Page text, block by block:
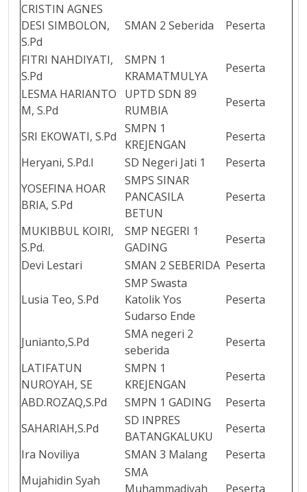
CRISTIN AGNES
DESI SIMBOLON,
S.Pd
SMAN 2 Seberida Peserta
FITRI NAHDIYATI,
S.Pd
SMPN 1
KRAMATMULYA
Peserta
LESMA HARIANTO
M, S.Pd
UPTD SDN 89
RUMBIA
Peserta
SRI EKOWATI, S.Pd
SMPN 1
KREJENGAN
Peserta
Heryani, S.Pd.I
SD Negeri Jati 1
Peserta
YOSEFINA HOAR
BRIA, S.Pd
SMPS SINAR
PANCASILA
BETUN
Peserta
MUKIBBUL KOIRI,
S.Pd.
SMP NEGERI 1
GADING
Peserta
Devi Lestari
SMAN 2 SEBERIDA Peserta
Lusia Teo, S.Pd
SMP Swasta
Katolik Yos
Sudarso Ende
Peserta
Junianto,S.Pd
SMA negeri 2
seberida
Peserta
LATIFATUN
NUROYAH, SE
SMPN 1
KREJENGAN
Peserta
ABD.ROZAQ,S.Pd
SMPN 1 GADING
Peserta
SAHARIAH,S.Pd
SD INPRES
BATANGKALUKU
Peserta
Ira Noviliya
SMAN 3 Malang
Peserta
Mujahidin Syah
SMA
Muhammadiyah
Peserta